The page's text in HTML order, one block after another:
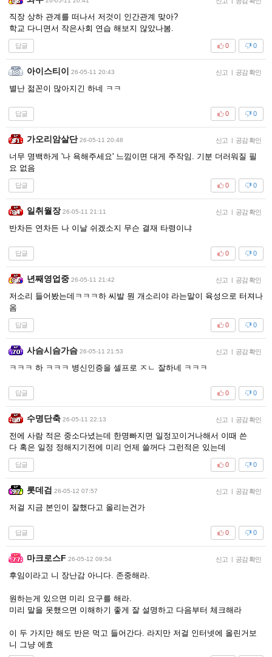
직장 상하 관계를 떠나서 저것이 인간관계 맞아?
학교 다니면서 작은사회 연습 해보지 않았나봄.
답글 0
0
아이스티이 26-05-11 20:43 신고 | 공감 확인
별난 젊꼰이 많아지긴 하네 ㅋㅋ
답글 0
0
가오리암살단 26-05-11 20:48 신고 | 공감 확인
너무 명백하게 '나 욕해주세요' 느낌이면 대게 주작임. 기분 더러워질 필
요 없음
답글 0
0
일취월장 26-05-11 21:11 신고 | 공감 확인
반차든 연차든 나 이날 쉬겠소지 무슨 결재 타령이냐
답글 0
0
년째영업중 26-05-11 21:42 신고 | 공감 확인
저소리 들어봤는데ㅋㅋㅋ하 씨발 뭔 개소리야 라는말이 육성으로 터져나
옴
답글 0
0
사슴시슴가슴 26-05-11 21:53 신고 | 공감 확인
ㅋㅋㅋ 하 ㅋㅋㅋ 병신인증을 셀프로 ㅈㄴ 잘하네 ㅋㅋㅋ
답글 0
0
수명단축 26-05-11 22:13 신고 | 공감 확인
전에 사람 적은 중소다녔는데 한명빠지면 일정꼬이거나해서 이때 쓴
다 혹은 일정 정해지기전에 미리 언제 쓸꺼다 그런적은 있는데
답글 0
0
롯데검 26-05-12 07:57 신고 | 공감 확인
저걸 지금 본인이 잘했다고 올리는건가
답글 0
0
마크로스F 26-05-12 09:54 신고 | 공감 확인
후임이라고 니 장난감 아니다. 존중해라.
원하는게 있으면 미리 요구를 해라.
미리 말을 못했으면 이해하기 좋게 잘 설명하고 다음부터 체크해라
이 두 가지만 해도 반은 먹고 들어간다. 라지만 저걸 인터넷에 올린거보
니 그냥 에효